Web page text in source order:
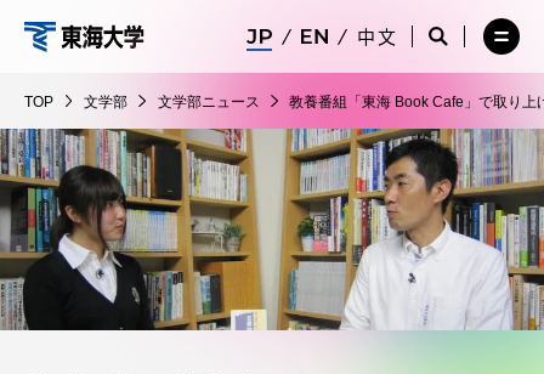
ツ
に
ス
キ
ッ
プ
学
部
中文
サ
検
索
を
開
く
サ
イ
索
を
閉
じ
る
メ
ー
を
開
く
TOP 文学部 文学部ニュース 教養番組「東海 Book Cafe」で取り
メ
ニ
を
閉
じ
る
在学生・保護者向けポータル（TIPS）
受験・入学案内
教員・研究者ガイド